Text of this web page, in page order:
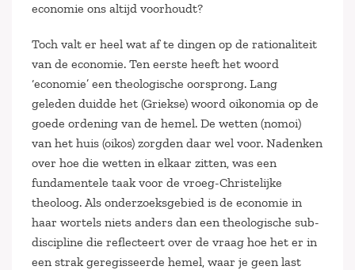
economie ons altijd voorhoudt?
Toch valt er heel wat af te dingen op de rationaliteit
van de economie. Ten eerste heeft het woord
‘economie’ een theologische oorsprong. Lang
geleden duidde het (Griekse) woord oikonomia op de
goede ordening van de hemel. De wetten (nomoi)
van het huis (oikos) zorgden daar wel voor. Nadenken
over hoe die wetten in elkaar zitten, was een
fundamentele taak voor de vroeg-Christelijke
theoloog. Als onderzoeksgebied is de economie in
haar wortels niets anders dan een theologische sub-
discipline die reflecteert over de vraag hoe het er in
een strak geregisseerde hemel, waar je geen last